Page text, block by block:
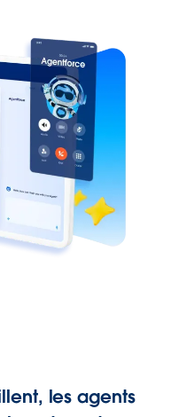
les agents